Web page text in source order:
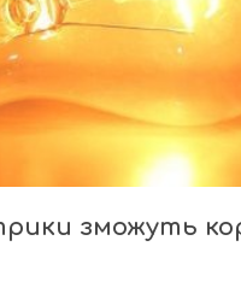
зможуть